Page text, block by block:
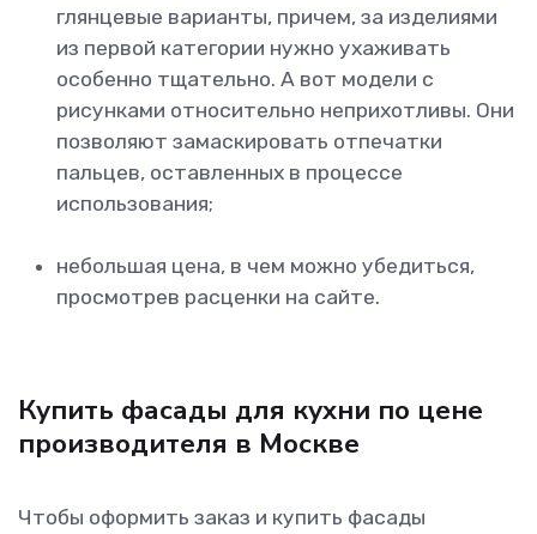
глянцевые варианты, причем, за изделиями
из первой категории нужно ухаживать
особенно тщательно. А вот модели с
рисунками относительно неприхотливы. Они
позволяют замаскировать отпечатки
пальцев, оставленных в процессе
использования;
небольшая цена, в чем можно убедиться,
просмотрев расценки на сайте.
Купить фасады для кухни по цене
производителя в Москве
Чтобы оформить заказ и купить фасады